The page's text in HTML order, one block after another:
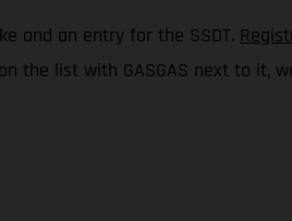
and an entry for the SSDT.
list with GASGAS next to it,